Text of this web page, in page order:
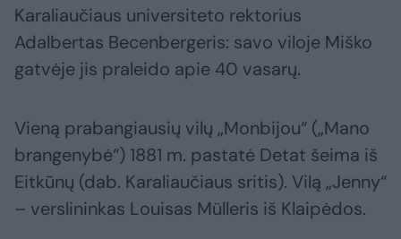
Karaliaučiaus universiteto rektorius
Adalbertas Becenbergeris: savo viloje Miško
gatvėje jis praleido apie 40 vasarų.
Vieną prabangiausių vilų „Monbijou“ („Mano
brangenybė“) 1881 m. pastatė Detat šeima iš
Eitkūnų (dab. Karaliaučiaus sritis). Vilą „Jenny“
– verslininkas Louisas Mülleris iš Klaipėdos.